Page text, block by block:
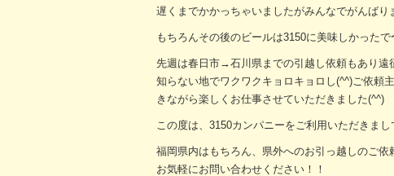
遅くまでかかっちゃいましたがみんなでがんばり
もちろんその後のビールは3150に美味しかったで
先週は春日市→石川県までの引越し依頼もあり遠
知らない地でワクワクキョロキョロし(^^)ご依頼
きながら楽しくお仕事させていただきました(^^)
この度は、3150カンパニーをご利用いただきま
福岡県内はもちろん、県外へのお引っ越しのご依
お気軽にお問い合わせください！！